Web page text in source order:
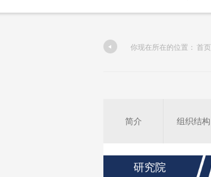
你现在所在的位置： 首页
简介 组织结构
研究院